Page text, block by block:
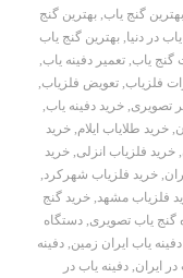
بهترین گنج یاب, بهترین گنج
در دنیا, بهترین گنج یاب
گنج یاب, تعمیر دفینه یاب,
فلزیاب,تعویض فلزیاب,
تصویری, خرید دفینه یاب,
, خرید طلایاب ایلام, خرید
, خرید فلزیاب انزلی, خرید
,خرید فلزیاب شهرکرد,
فلزیاب مشهد,خرید گنج
گنج یاب تصویری,دستگاه
دفینه یاب ایران زمین, دفینه
در ایران, دفینه یاب در